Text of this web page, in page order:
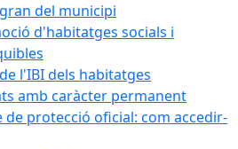
del municipi
d'habitatges socials i
l'IBI dels habitatges
amb caràcter permanent
de protecció oficial: com accedir-